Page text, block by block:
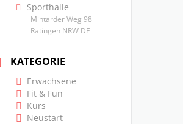
Sporthalle
Mintarder Weg 98
Ratingen NRW DE
KATEGORIE
Erwachsene
Fit & Fun
Kurs
Neustart